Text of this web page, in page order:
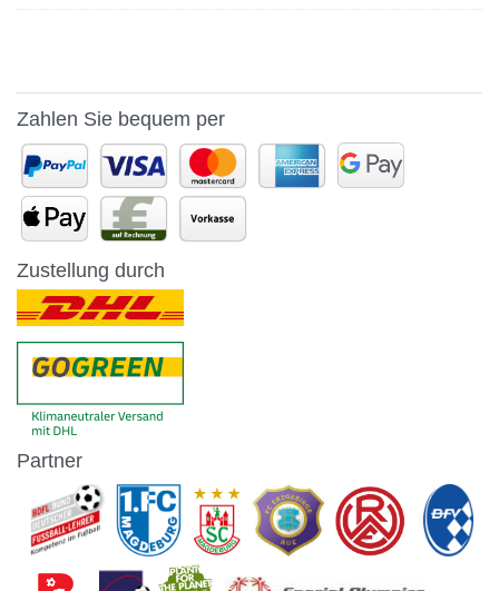
Zahlen Sie bequem per
Zustellung durch
Partner